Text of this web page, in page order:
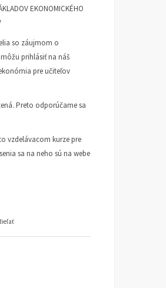
EKONOMICKÉHO
so záujmom o
prihlásiť na náš
pre učiteľov
Preto odporúčame sa
vzdelávacom kurze pre
sa na neho sú na webe